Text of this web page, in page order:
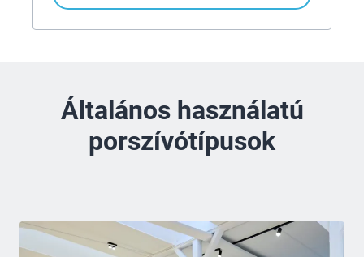
Általános használatú
porszívótípusok